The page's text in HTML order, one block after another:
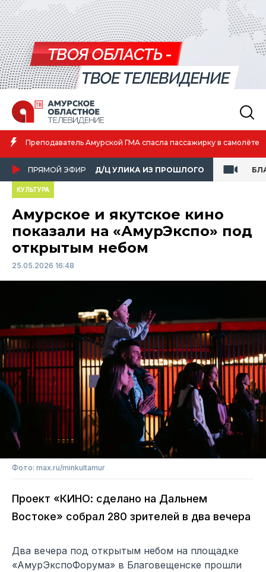
Преподаватель Амурской ГМА спасла пассажирку в самолёте
ПРЯМОЙ ЭФИР Д/Ц УЛИКА ИЗ ПРОШЛОГО
КУЛЬТУРА
Амурское и якутское кино
показали на «АмурЭкспо» под
открытым небом
25.05.2026 16:48
Фото: max.ru/minkultamur
Проект «КИНО: сделано на Дальнем
Востоке» собрал 280 зрителей в два вечера
Два вечера под открытым небом на площадке
«АмурЭкспоФорума» в Благовещенске прошли